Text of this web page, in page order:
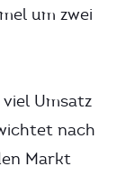
um zwei
viel Umsatz
nach
Markt